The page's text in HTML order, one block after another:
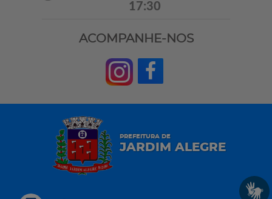
17:30
ACOMPANHE-NOS
PREFEITURA DE
JARDIM ALEGRE